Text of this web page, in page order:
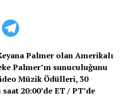
Palmer olan Amerikalı
Palmer’ın sunuculuğunu
Müzik Ödülleri, 30
20:00’de ET / PT’de